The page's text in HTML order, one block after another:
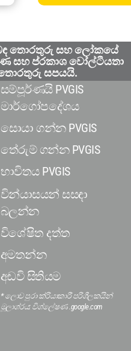
තොරතුරු සහ ලෝකයේ
සහ ප්රකාශ වෝල්ටීයතා
තොරතුරු සපයයි.
සම්පූර්ණයි PVGIS
මාර්ගෝපදේශය
සොයා ගන්න PVGIS
තේරුම් ගන්න PVGIS
භාවිතය PVGIS
වින්යාසයන් සසඳා
බලන්න
විශේෂිත දත්ත
අමතන්න
අඩවි සිතියම
* ලොව පුරා ක්රියාකාරී පරිශීලකයින්
මූලාශ්රය: විශ්ලේෂණ .google.com